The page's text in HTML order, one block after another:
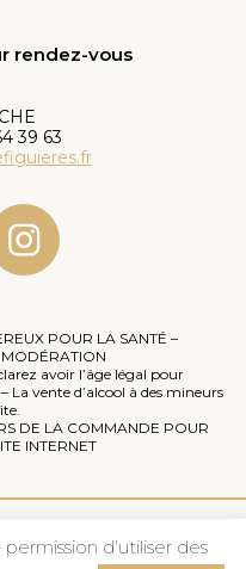
rendez-vous
39 63
POUR LA SANTÉ –
avoir l’âge légal pour
La vente d’alcool à des mineurs
DE LA COMMANDE POUR
INTERNET
d'utiliser des